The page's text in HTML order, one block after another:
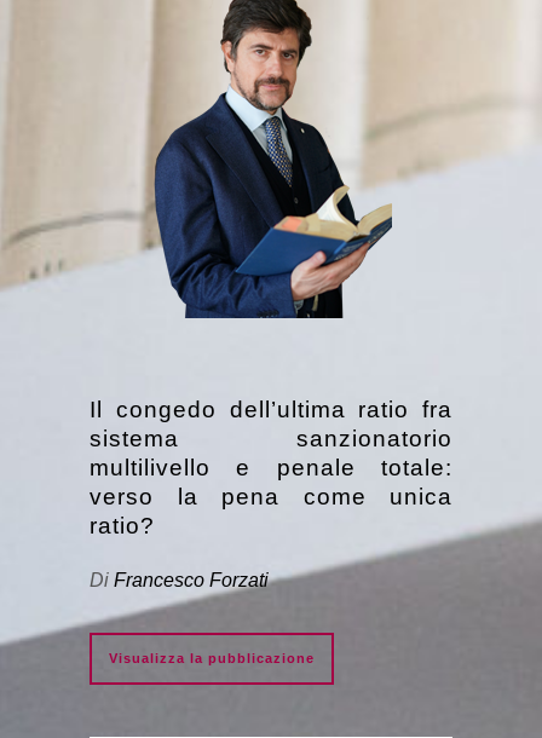
Il congedo dell’ultima ratio fra
sistema sanzionatorio
multilivello e penale totale:
verso la pena come unica
ratio?
Di Francesco Forzati
Visualizza la pubblicazione